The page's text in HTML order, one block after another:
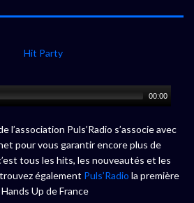
00:00
l’association Puls’Radio s’associe avec
pour vous garantir encore plus de
tous les hits, les nouveautés et les
également Puls’Radio la première
Up de France